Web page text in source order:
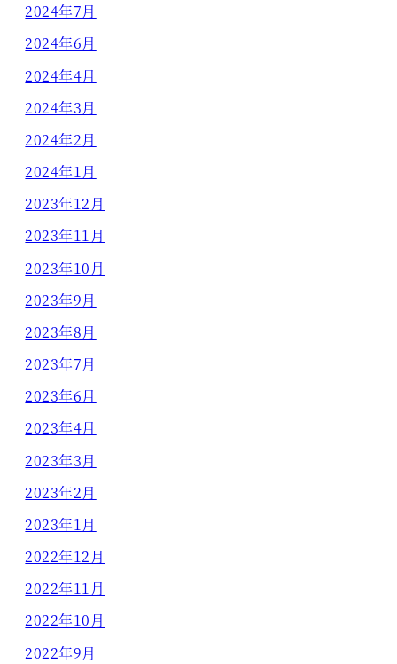
2024年7月
2024年6月
2024年4月
2024年3月
2024年2月
2024年1月
2023年12月
2023年11月
2023年10月
2023年9月
2023年8月
2023年7月
2023年6月
2023年4月
2023年3月
2023年2月
2023年1月
2022年12月
2022年11月
2022年10月
2022年9月